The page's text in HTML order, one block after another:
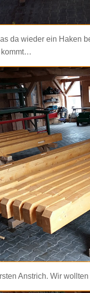
da wieder ein Haken
kommt…
Anstrich. Wir